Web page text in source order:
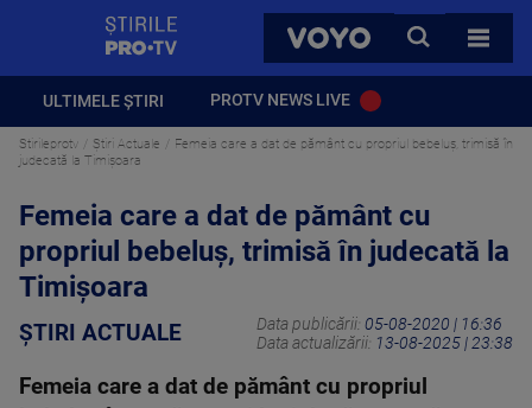
VOYO
CAUTA
TOATE
ULTIMELE ȘTIRI PROTV NEWS LIVE
Stirileprotv Știri Actuale
Femeia care a dat de pământ cu propriul bebeluş, trimisă în
judecată la Timișoara
Femeia care a dat de pământ cu
propriul bebeluş, trimisă în judecată la
Timișoara
ȘTIRI ACTUALE Data publicării: 05-08-2020 | 16:36
Data actualizării: 13-08-2025 | 23:38
Femeia care a dat de pământ cu propriul